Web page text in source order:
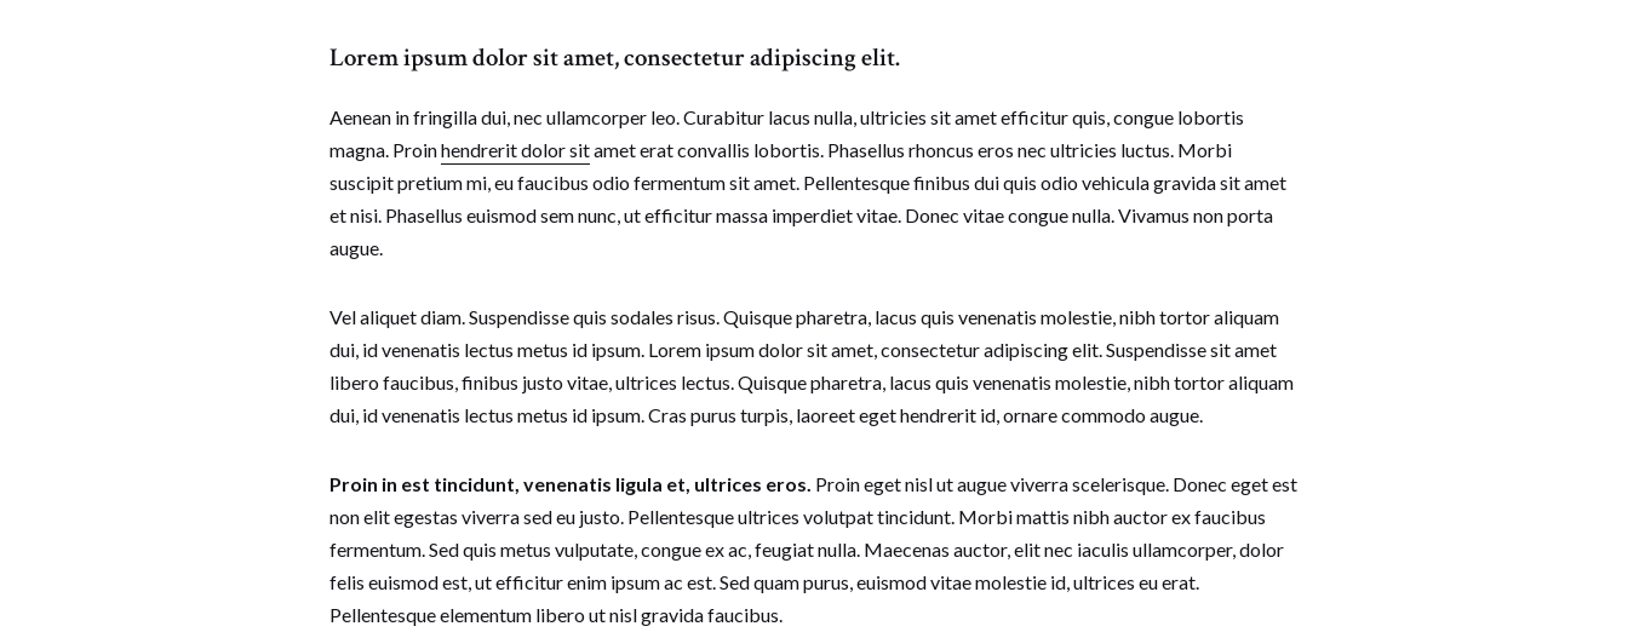
Lorem ipsum dolor sit amet, consectetur adipiscing elit.
Aenean in fringilla dui, nec ullamcorper leo. Curabitur lacus nulla, ultricies sit amet efficitur quis, congue lobortis
magna. Proinhendrerit dolor sitamet erat convallis lobortis. Phasellus rhoncus eros nec ultricies luctus. Morbi
suscipit pretium mi, eu faucibus odio fermentum sit amet. Pellentesque finibus dui quis odio vehicula gravida sit amet
et nisi. Phasellus euismod sem nunc, ut efficitur massa imperdiet vitae. Donec vitae congue nulla. Vivamus non porta
augue.
Vel aliquet diam. Suspendisse quis sodales risus. Quisque pharetra, lacus quis venenatis molestie, nibh tortor aliquam
dui, id venenatis lectus metus id ipsum. Lorem ipsum dolor sit amet, consectetur adipiscing elit. Suspendisse sit amet
libero faucibus, finibus justo vitae, ultrices lectus. Quisque pharetra, lacus quis venenatis molestie, nibh tortor aliquam
dui, id venenatis lectus metus id ipsum. Cras purus turpis, laoreet eget hendrerit id, ornare commodo augue.
Proin in est tincidunt, venenatis ligula et, ultrices eros. Proin eget nisl ut augue viverra scelerisque. Donec eget est
non elit egestas viverra sed eu justo. Pellentesque ultrices volutpat tincidunt. Morbi mattis nibh auctor ex faucibus
fermentum. Sed quis metus vulputate, congue ex ac, feugiat nulla. Maecenas auctor, elit nec iaculis ullamcorper, dolor
felis euismod est, ut efficitur enim ipsum ac est. Sed quam purus, euismod vitae molestie id, ultrices eu erat.
Pellentesque elementum libero ut nisl gravida faucibus.